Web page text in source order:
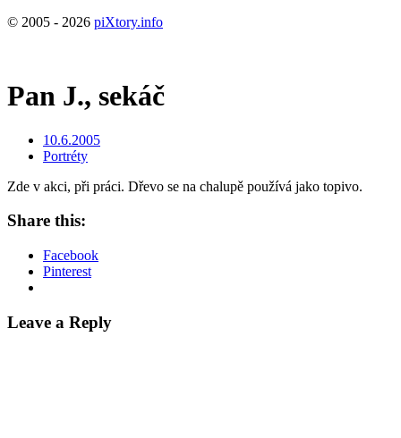
© 2005 - 2026 piXtory.info
Pan J., sekáč
10.6.2005
Portréty
Zde v akci, při práci. Dřevo se na chalupě používá jako topivo.
Share this:
Facebook
Pinterest
Leave a Reply